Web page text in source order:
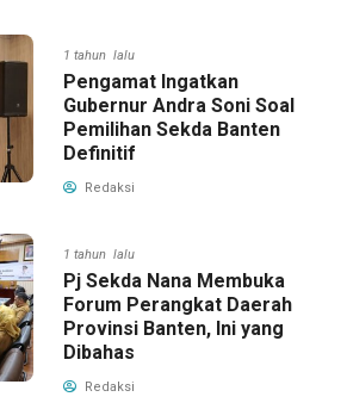
1 tahun lalu
Pengamat Ingatkan
Gubernur Andra Soni Soal
Pemilihan Sekda Banten
Definitif
Redaksi
1 tahun lalu
Pj Sekda Nana Membuka
Forum Perangkat Daerah
Provinsi Banten, Ini yang
Dibahas
Redaksi